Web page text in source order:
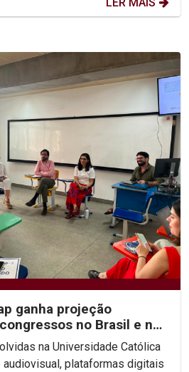
LER MAIS
ganha projeção
no Brasil e no
na Universidade Católica
plataformas digitais